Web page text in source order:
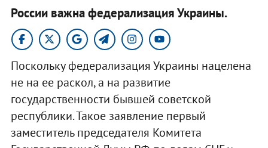
России важна федерализация Украины.
Поскольку федерализация Украины нацелена
не на ее раскол, а на развитие
государственности бывшей советской
республики. Такое заявление первый
заместитель председателя Комитета